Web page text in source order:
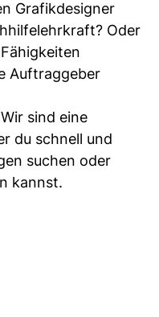
Grafikdesigner
Oder
Auftraggeber
sind eine
du schnell und
suchen oder
kannst.